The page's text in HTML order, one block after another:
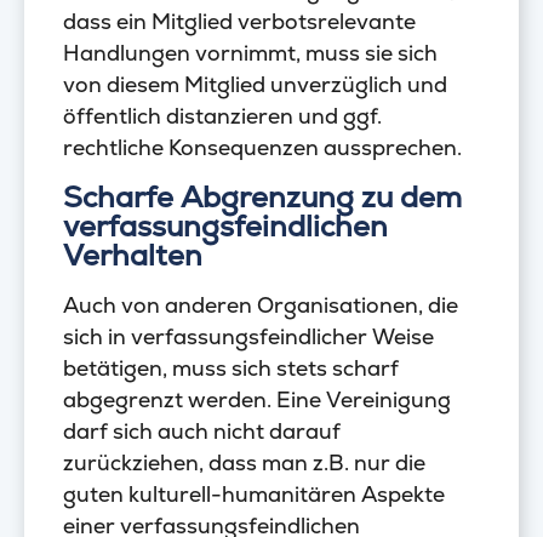
dass ein Mitglied verbotsrelevante
Handlungen vornimmt, muss sie sich
von diesem Mitglied unverzüglich und
öffentlich distanzieren und ggf.
rechtliche Konsequenzen aussprechen.
Scharfe Abgrenzung zu dem
verfassungsfeindlichen
Verhalten
Auch von anderen Organisationen, die
sich in verfassungsfeindlicher Weise
betätigen, muss sich stets scharf
abgegrenzt werden. Eine Vereinigung
darf sich auch nicht darauf
zurückziehen, dass man z.B. nur die
guten kulturell-humanitären Aspekte
einer verfassungsfeindlichen